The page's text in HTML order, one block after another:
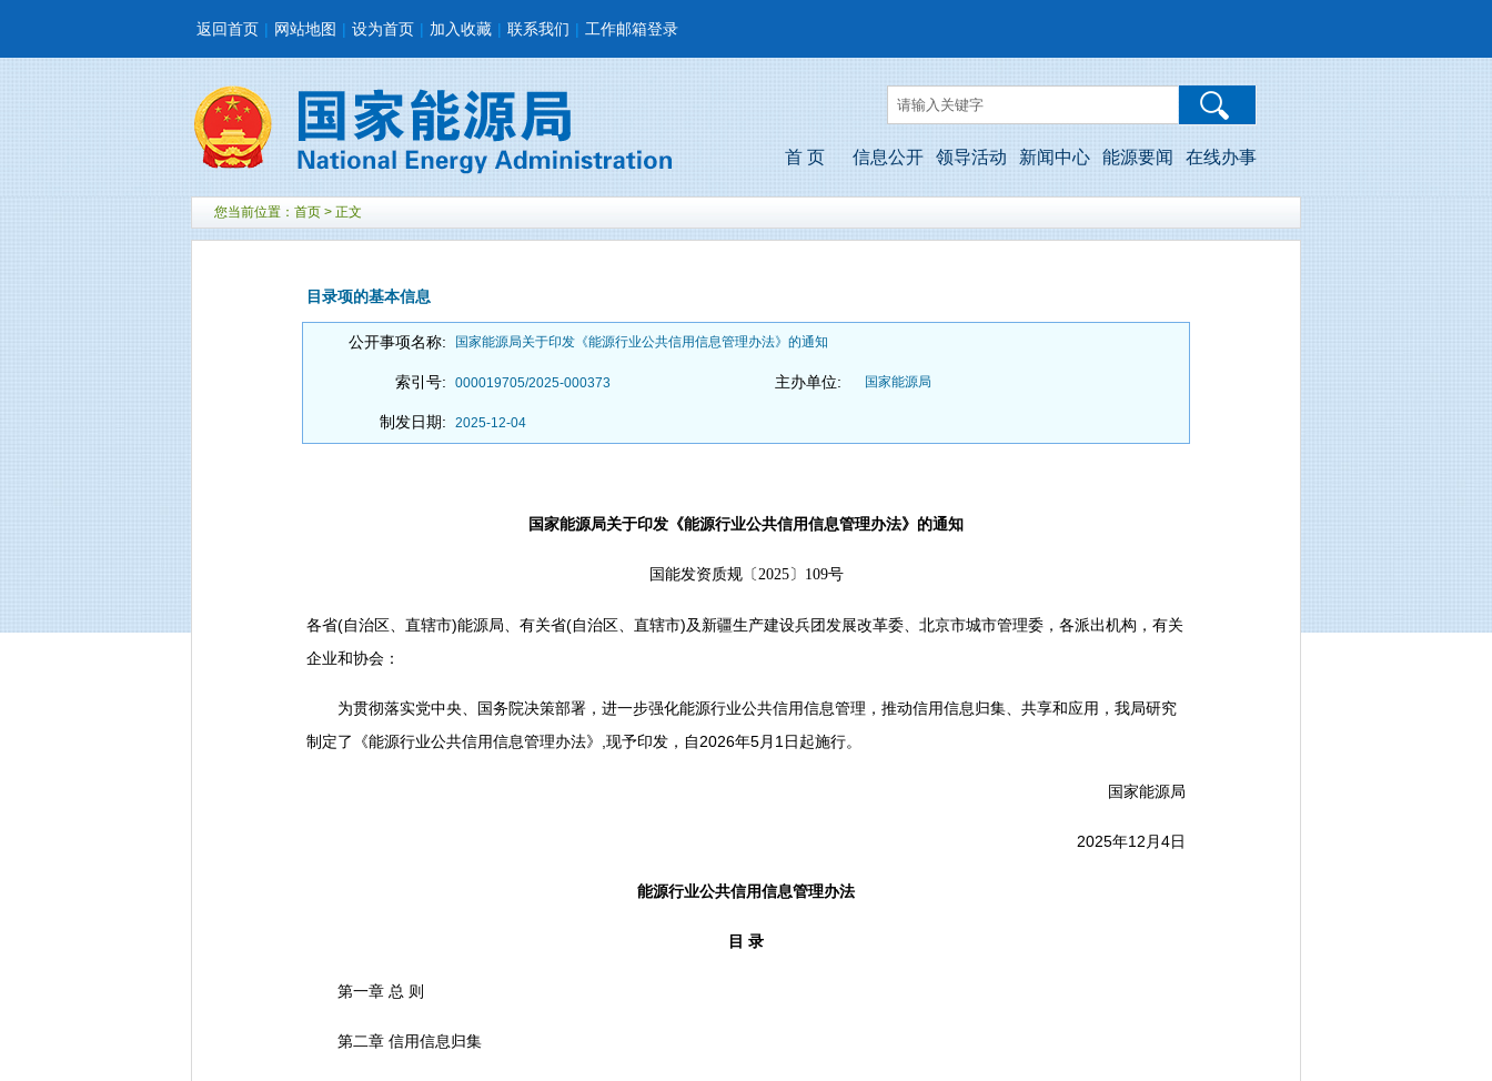
返回首页 | 网站地图 | 设为首页 | 加入收藏 | 联系我们 | 工作邮箱登录
首 页 信息公开 领导活动 新闻中心 能源要闻 在线办事
您当前位置： 首页 > 正文
目录项的基本信息
公开事项名称: 国家能源局关于印发《能源行业公共信用信息管理办法》的通知
索引号: 000019705/2025-000373 主办单位: 国家能源局
制发日期: 2025-12-04
国家能源局关于印发《能源行业公共信用信息管理办法》的通知
国能发资质规〔2025〕109号
各省(自治区、直辖市)能源局、有关省(自治区、直辖市)及新疆生产建设兵团发展改革委、北京市城市管理委，各派出机构，有关
企业和协会：
为贯彻落实党中央、国务院决策部署，进一步强化能源行业公共信用信息管理，推动信用信息归集、共享和应用，我局研究
制定了《能源行业公共信用信息管理办法》,现予印发，自2026年5月1日起施行。
国家能源局
2025年12月4日
能源行业公共信用信息管理办法
目 录
第一章 总 则
第二章 信用信息归集